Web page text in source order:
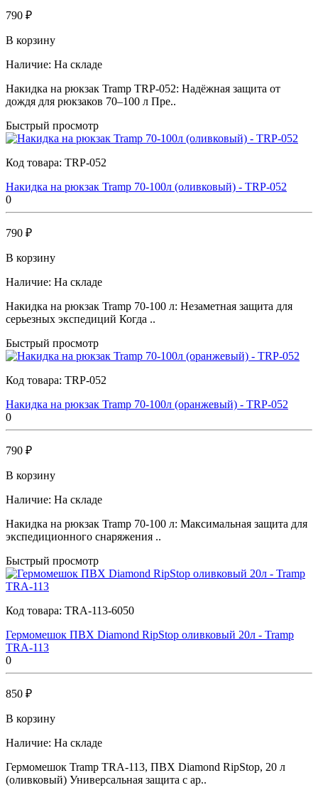
790 ₽
В корзину
Наличие: На складе
Накидка на рюкзак Tramp TRP-052: Надёжная защита от
дождя для рюкзаков 70–100 л Пре..
Быстрый просмотр
Код товара: TRP-052
Накидка на рюкзак Tramp 70-100л (оливковый) - TRP-052
0
790 ₽
В корзину
Наличие: На складе
Накидка на рюкзак Tramp 70-100 л: Незаметная защита для
серьезных экспедиций Когда ..
Быстрый просмотр
Код товара: TRP-052
Накидка на рюкзак Tramp 70-100л (оранжевый) - TRP-052
0
790 ₽
В корзину
Наличие: На складе
Накидка на рюкзак Tramp 70-100 л: Максимальная защита для
экспедиционного снаряжения ..
Быстрый просмотр
Код товара: TRA-113-6050
Гермомешок ПВХ Diamond RipStop оливковый 20л - Tramp
TRA-113
0
850 ₽
В корзину
Наличие: На складе
Гермомешок Tramp TRA-113, ПВХ Diamond RipStop, 20 л
(оливковый) Универсальная защита с ар..